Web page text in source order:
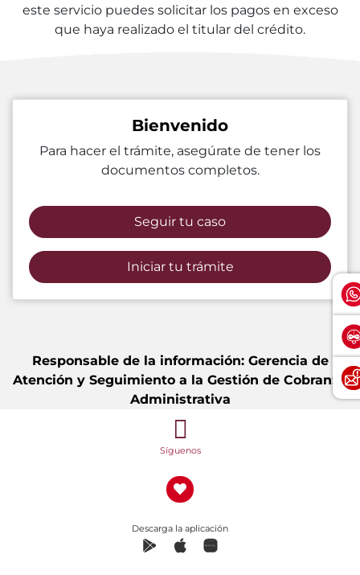
este servicio puedes solicitar los pagos en exceso
que haya realizado el titular del crédito.
Bienvenido
Para hacer el trámite, asegúrate de tener los
documentos completos.
Seguir tu caso
Iniciar tu trámite
Responsable de la información: Gerencia de
Atención y Seguimiento a la Gestión de Cobranza
Administrativa
Síguenos
Descarga la aplicación